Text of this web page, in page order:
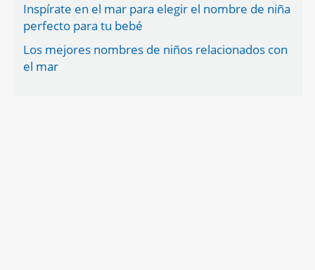
Inspírate en el mar para elegir el nombre de niña
perfecto para tu bebé
Los mejores nombres de niños relacionados con
el mar